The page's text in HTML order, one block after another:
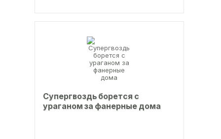
Супергвоздь борется с
ураганом за фанерные дома